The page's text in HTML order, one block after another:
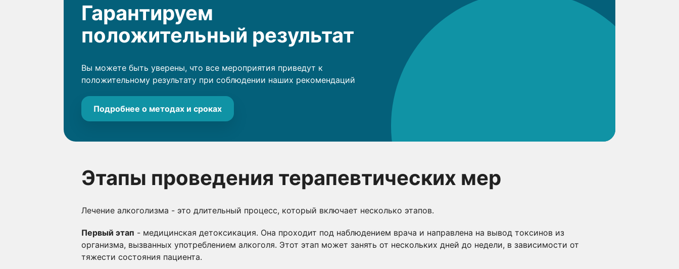
Гарантируем
положительный результат
Вы можете быть уверены, что все мероприятия приведут к
положительному результату при соблюдении наших рекомендаций
Подробнее о методах и сроках
Этапы проведения терапевтических мер
Лечение алкоголизма - это длительный процесс, который включает несколько этапов.
Первый этап - медицинская детоксикация. Она проходит под наблюдением врача и направлена на вывод токсинов из
организма, вызванных употреблением алкоголя. Этот этап может занять от нескольких дней до недели, в зависимости от
тяжести состояния пациента.